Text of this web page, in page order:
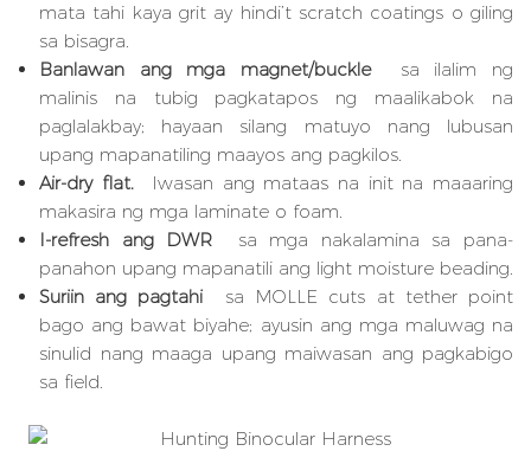
mata tahi kaya grit ay hindi’t scratch coatings o giling
sa bisagra.
Banlawan ang mga magnet/buckle
sa ilalim ng
malinis na tubig pagkatapos ng maalikabok na
paglalakbay; hayaan silang matuyo nang lubusan
upang mapanatiling maayos ang pagkilos.
Air-dry flat.
Iwasan ang mataas na init na maaaring
makasira ng mga laminate o foam.
I-refresh ang DWR
sa mga nakalamina sa pana-
panahon upang mapanatili ang light moisture beading.
Suriin ang pagtahi
sa MOLLE cuts at tether point
bago ang bawat biyahe; ayusin ang mga maluwag na
sinulid nang maaga upang maiwasan ang pagkabigo
sa field.